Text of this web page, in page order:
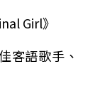
Girl》
客語歌手、